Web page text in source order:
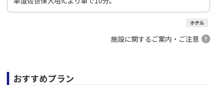
ホテル
施設に関するご案内・ご注意
おすすめプラン